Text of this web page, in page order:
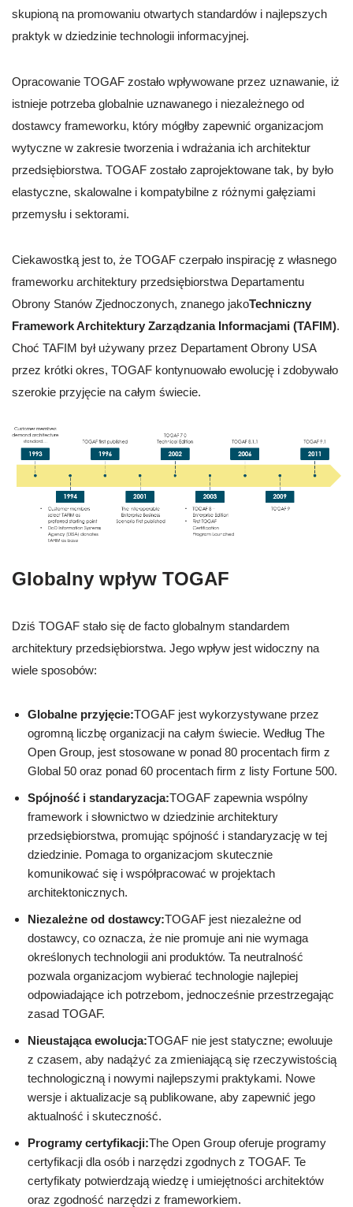
skupioną na promowaniu otwartych standardów i najlepszych
praktyk w dziedzinie technologii informacyjnej.
Opracowanie TOGAF zostało wpływowane przez uznawanie, iż
istnieje potrzeba globalnie uznawanego i niezależnego od
dostawcy frameworku, który mógłby zapewnić organizacjom
wytyczne w zakresie tworzenia i wdrażania ich architektur
przedsiębiorstwa. TOGAF zostało zaprojektowane tak, by było
elastyczne, skalowalne i kompatybilne z różnymi gałęziami
przemysłu i sektorami.
Ciekawostką jest to, że TOGAF czerpało inspirację z własnego
frameworku architektury przedsiębiorstwa Departamentu
Obrony Stanów Zjednoczonych, znanego jakoTechniczny
Framework Architektury Zarządzania Informacjami (TAFIM).
Choć TAFIM był używany przez Departament Obrony USA
przez krótki okres, TOGAF kontynuowało ewolucję i zdobywało
szerokie przyjęcie na całym świecie.
Globalny wpływ TOGAF
Dziś TOGAF stało się de facto globalnym standardem
architektury przedsiębiorstwa. Jego wpływ jest widoczny na
wiele sposobów:
Globalne przyjęcie:TOGAF jest wykorzystywane przez
ogromną liczbę organizacji na całym świecie. Według The
Open Group, jest stosowane w ponad 80 procentach firm z
Global 50 oraz ponad 60 procentach firm z listy Fortune 500.
Spójność i standaryzacja:TOGAF zapewnia wspólny
framework i słownictwo w dziedzinie architektury
przedsiębiorstwa, promując spójność i standaryzację w tej
dziedzinie. Pomaga to organizacjom skutecznie
komunikować się i współpracować w projektach
architektonicznych.
Niezależne od dostawcy:TOGAF jest niezależne od
dostawcy, co oznacza, że nie promuje ani nie wymaga
określonych technologii ani produktów. Ta neutralność
pozwala organizacjom wybierać technologie najlepiej
odpowiadające ich potrzebom, jednocześnie przestrzegając
zasad TOGAF.
Nieustająca ewolucja:TOGAF nie jest statyczne; ewoluuje
z czasem, aby nadążyć za zmieniającą się rzeczywistością
technologiczną i nowymi najlepszymi praktykami. Nowe
wersje i aktualizacje są publikowane, aby zapewnić jego
aktualność i skuteczność.
Programy certyfikacji:The Open Group oferuje programy
certyfikacji dla osób i narzędzi zgodnych z TOGAF. Te
certyfikaty potwierdzają wiedzę i umiejętności architektów
oraz zgodność narzędzi z frameworkiem.